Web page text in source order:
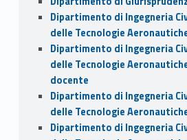
Dipartimento di Ingegneria
delle Tecnologie
Dipartimento di Ingegneria
delle Tecnologie
docente
Dipartimento di Ingegneria
delle Tecnologie
Dipartimento di Ingegneria